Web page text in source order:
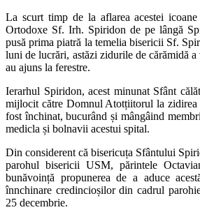
La scurt timp de la aflarea acestei
Ortodoxe Sf. Irh. Spiridon de pe lângă
pusă prima piatră la temelia bisericii Sf.
luni de lucrări, astăzi zidurile de cărămidă
au ajuns la ferestre.
Ierarhul Spiridon, acest minunat Sfânt
mijlocit către Domnul Atotțiitorul la zidirea
fost închinat, bucurând și mângâind
medicla și bolnavii acestui spital.
Din considerent că bisericuța Sfântului
parohul bisericii USM, părintele
bunăvoință propunerea de a aduce
înnchinare credincioșilor din cadrul
25 decembrie.